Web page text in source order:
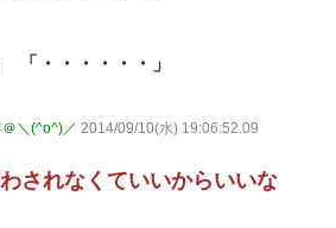
・・・・・・」
＼(^o^)／ 2014/09/10(水) 19:06:52.09
されなくていいからいいな